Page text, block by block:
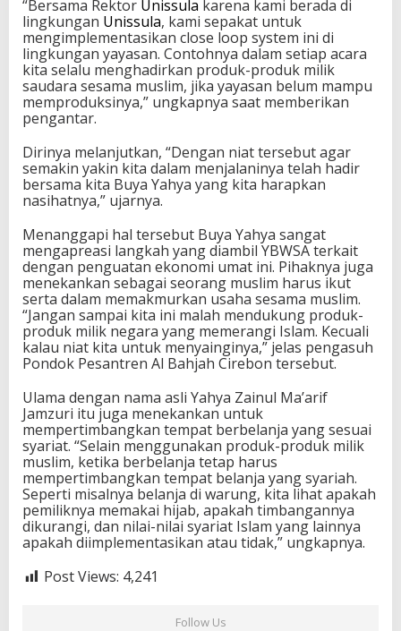
“Bersama Rektor Unissula karena kami berada di
lingkungan Unissula, kami sepakat untuk
mengimplementasikan close loop system ini di
lingkungan yayasan. Contohnya dalam setiap acara
kita selalu menghadirkan produk-produk milik
saudara sesama muslim, jika yayasan belum mampu
memproduksinya,” ungkapnya saat memberikan
pengantar.
Dirinya melanjutkan, “Dengan niat tersebut agar
semakin yakin kita dalam menjalaninya telah hadir
bersama kita Buya Yahya yang kita harapkan
nasihatnya,” ujarnya.
Menanggapi hal tersebut Buya Yahya sangat
mengapreasi langkah yang diambil YBWSA terkait
dengan penguatan ekonomi umat ini. Pihaknya juga
menekankan sebagai seorang muslim harus ikut
serta dalam memakmurkan usaha sesama muslim.
“Jangan sampai kita ini malah mendukung produk-
produk milik negara yang memerangi Islam. Kecuali
kalau niat kita untuk menyainginya,” jelas pengasuh
Pondok Pesantren Al Bahjah Cirebon tersebut.
Ulama dengan nama asli Yahya Zainul Ma’arif
Jamzuri itu juga menekankan untuk
mempertimbangkan tempat berbelanja yang sesuai
syariat. “Selain menggunakan produk-produk milik
muslim, ketika berbelanja tetap harus
mempertimbangkan tempat belanja yang syariah.
Seperti misalnya belanja di warung, kita lihat apakah
pemiliknya memakai hijab, apakah timbangannya
dikurangi, dan nilai-nilai syariat Islam yang lainnya
apakah diimplementasikan atau tidak,” ungkapnya.
Post Views: 4,241
Follow Us